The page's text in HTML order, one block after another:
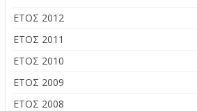
ΕΤΟΣ 2012
ΕΤΟΣ 2011
ΕΤΟΣ 2010
ΕΤΟΣ 2009
ΕΤΟΣ 2008